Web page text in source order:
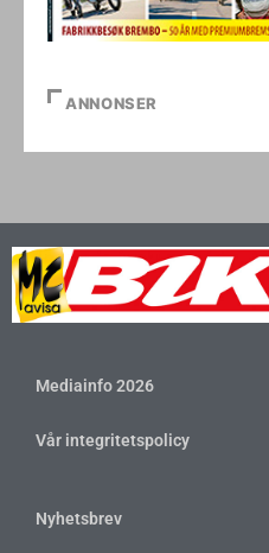
ANNONSER
Mediainfo 2026
Vår integritetspolicy
Nyhetsbrev